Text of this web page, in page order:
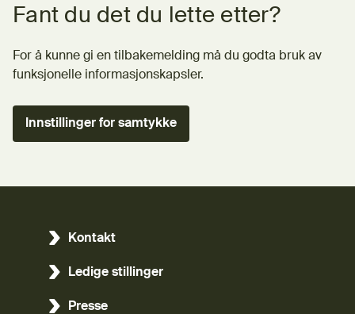
Fant du det du lette etter?
For å kunne gi en tilbakemelding må du godta bruk av
funksjonelle informasjonskapsler.
Innstillinger for samtykke
Kontakt
Ledige stillinger
Presse